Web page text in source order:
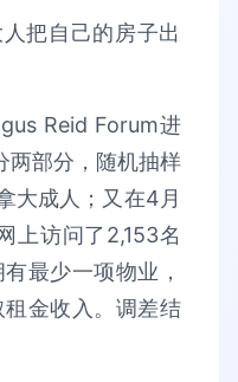
Reid Forum进
部分，随机抽样
大成人；又在4月
上访问了2,153名
最少一项物业，
金收入。调差结